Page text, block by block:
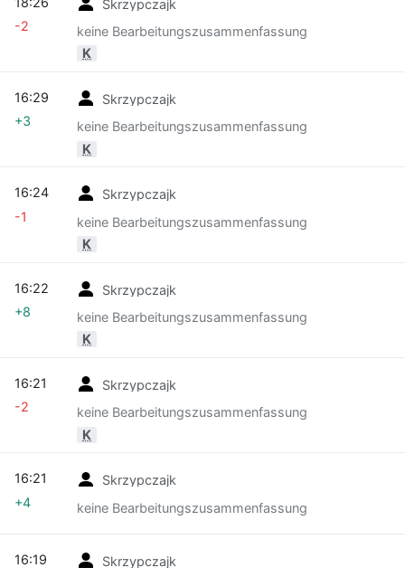
Skrzypczajk
keine Bearbeitungszusammenfassung
K
-2
Skrzypczajk
keine Bearbeitungszusammenfassung
K
16:29
+3
Skrzypczajk
keine Bearbeitungszusammenfassung
K
16:24
-1
Skrzypczajk
keine Bearbeitungszusammenfassung
K
16:22
+8
Skrzypczajk
keine Bearbeitungszusammenfassung
K
16:21
-2
Skrzypczajk
keine Bearbeitungszusammenfassung
16:21
+4
Skrzypczajk
16:19